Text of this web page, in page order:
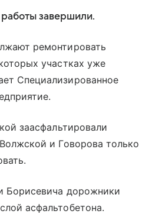
работы завершили.
ремонтировать
участках уже
Специализированное
заасфальтировали
и Говорова только
Борисевича дорожники
асфальтобетона.